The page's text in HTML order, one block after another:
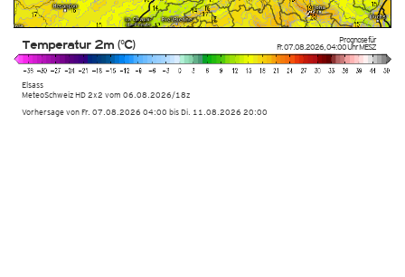
Prognose für
Fr. 07.08.2026,04:00 UhrMESZ
Elsass
MeteoSchweiz HD 2x2 vom 06.08.2026/18z
Temperatur 2m (°C)
Vorhersage von Fr. 07.08.2026 04:00 bis Di. 11.08.2026 20:00